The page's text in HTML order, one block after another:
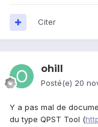
Citer
ohill
Posté(e) 20
Y a pas mal de
du type QPST Tool (